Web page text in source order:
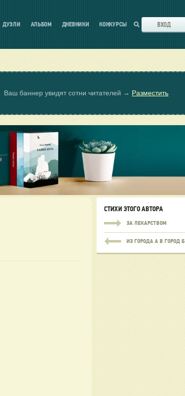
ДУЭЛИ АЛЬБОМ ДНЕВНИКИ КОНКУРСЫ ВХОД
Ваш баннер увидят сотни читателей → Разместить
СТИХИ ЭТОГО АВТОРА
ЗА ЛЕКАРСТВОМ
ИЗ ГОРОДА А В ГОРОД Б